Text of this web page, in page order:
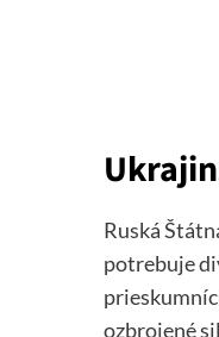
Ruská
potrebuje
ozbrojené